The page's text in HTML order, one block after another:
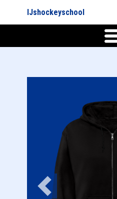
IJshockeyschool